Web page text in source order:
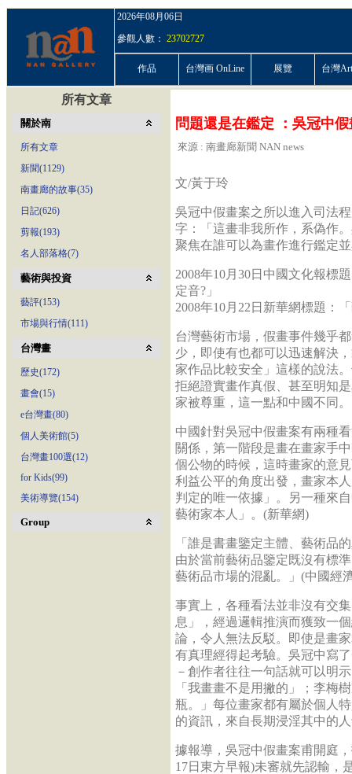
2026年08月06日
參觀人數： 23702727
作品 台灣画 OnLine 展覽 台灣
所有文章
關於南
所有文章
新聞(1129)
南畫廊的故事(35)
日記(626)
剪報(193)
名人部落格(7)
藝術與投資
藝評(153)
市場與行情(111)
台灣畫
歷史(172)
畫會(15)
e台灣畫(80)
個人美術館(5)
台灣畫100選(12)
for Kids(99)
美術導覽(154)
Group
問題還是在鑑定 ：吳冠中
來源 : 南畫廊新聞 NAN news
文/黃于玲
吳冠中假畫案之所以進入司法
字：「這畫非我所作，系偽作
聚焦在誰可以為畫作進行鑑定
2008年10月30日中國文化報標
定音?」
2008年10月22日新華網標題：
台灣藝術市場，假畫事件幾乎
少，即使有也都可以迅速解決
家作品比較安全」這樣的說法
拒絕證實畫作真假、甚至明知
家被尊重，這一點和中國不同。
中國針對吳冠中假畫案有兩種
關係，第一階段是畫在畫家手
個公物的時候，這時畫家的意
利益公平的角度出發，畫家本
判定的唯一依據」。另一種來
藝術家本人」。(新華網)
「誰是書畫鑒定主體、藝術品
由於當前藝術品鑒定既沒有標
藝術品市場的混亂。」(中國經
事實上，各種看法並非沒有交
息」，經過邏輯推演而獲致一
論，令人無法反駁。即使是畫
有真理經得起考驗。吳冠中寫
－創作者往往一句話就可以明
「我畫畫不是用撇的」；李梅
瓶。」每位畫家都有屬於個人
的資訊，來自長期浸淫其中的
據報導，吳冠中假畫案甫開庭
17日東方早報)未審就先認輸，